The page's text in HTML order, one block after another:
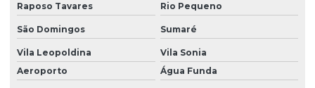
Orçamento equipe de topografia
Raposo Tavares Rio Pequeno
São Domingos Sumaré
Vila Leopoldina
Vila Sonia
Aeroporto
Água Funda